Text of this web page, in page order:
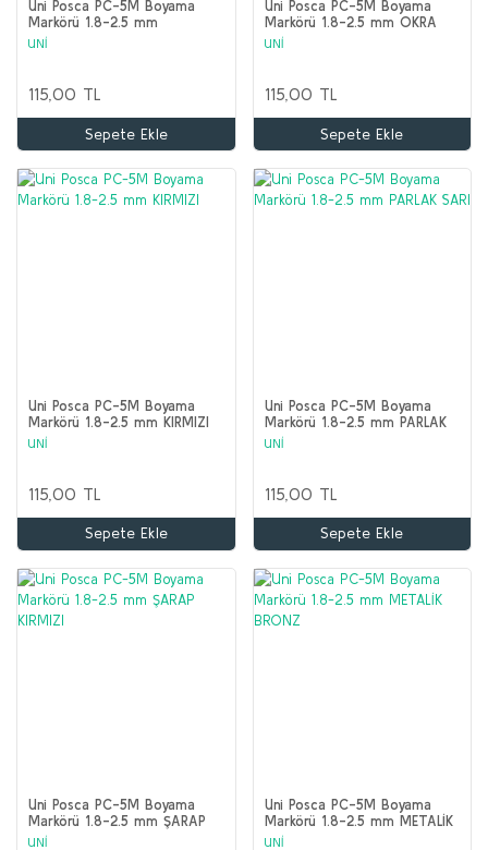
Uni Posca PC-5M Boyama
Markörü 1.8-2.5 mm
FOSFORLU SARI
UNİ
115,00 TL
Sepete Ekle
Uni Posca PC-5M Boyama
Markörü 1.8-2.5 mm OKRA
UNİ
115,00 TL
Sepete Ekle
Uni Posca PC-5M Boyama
Markörü 1.8-2.5 mm KIRMIZI
UNİ
115,00 TL
Sepete Ekle
Uni Posca PC-5M Boyama
Markörü 1.8-2.5 mm PARLAK
SARI
UNİ
115,00 TL
Sepete Ekle
Uni Posca PC-5M Boyama
Markörü 1.8-2.5 mm ŞARAP
KIRMIZI
UNİ
Uni Posca PC-5M Boyama
Markörü 1.8-2.5 mm METALİK
BRONZ
UNİ